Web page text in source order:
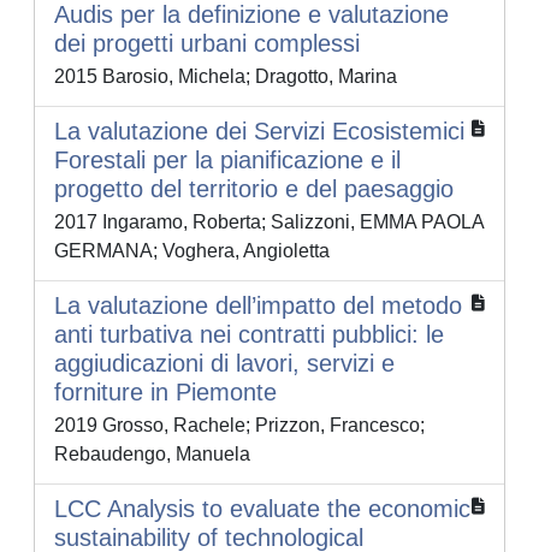
Audis per la definizione e valutazione
dei progetti urbani complessi
2015 Barosio, Michela; Dragotto, Marina
La valutazione dei Servizi Ecosistemici
Forestali per la pianificazione e il
progetto del territorio e del paesaggio
2017 Ingaramo, Roberta; Salizzoni, EMMA PAOLA
GERMANA; Voghera, Angioletta
La valutazione dell’impatto del metodo
anti turbativa nei contratti pubblici: le
aggiudicazioni di lavori, servizi e
forniture in Piemonte
2019 Grosso, Rachele; Prizzon, Francesco;
Rebaudengo, Manuela
LCC Analysis to evaluate the economic
sustainability of technological